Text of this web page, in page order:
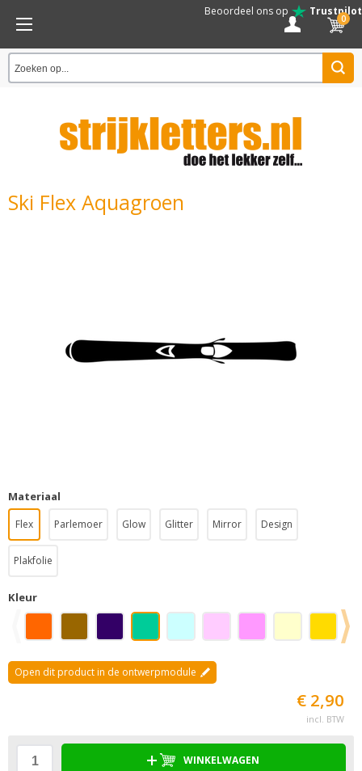
Beoordeel ons op Trustpilot
0
Ski Flex Aquagroen
Materiaal
Flex Parlemoer Glow Glitter Mirror Design
Plakfolie
Kleur
Open dit product in de ontwerpmodule
€ 2,90
incl. BTW
WINKELWAGEN